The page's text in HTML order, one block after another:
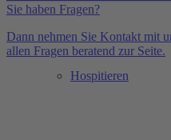
Hospitieren
Sie haben Fragen?
Dann nehmen Sie Kontakt mit
allen Fragen beratend zur Seite.